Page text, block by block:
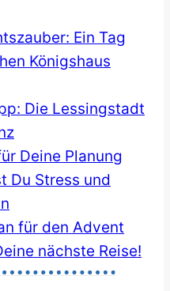
Ein Tag
Königshaus
Die Lessingstadt
Deine Planung
Du Stress und
für den Advent
nächste Reise!